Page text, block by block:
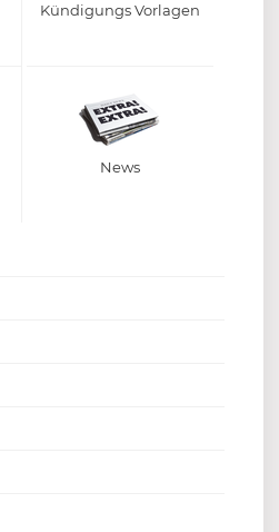
Kündigungs Vorlagen
News